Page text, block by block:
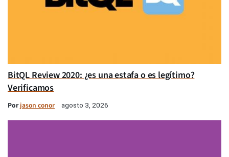
BitQL Review 2020: ¿es una estafa o es legítimo?
Verificamos
Porjason conor agosto 3, 2026